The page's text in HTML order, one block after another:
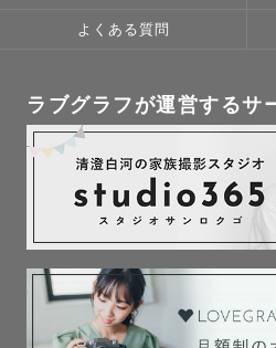
よくある質問
ラブグラフが運営するサ